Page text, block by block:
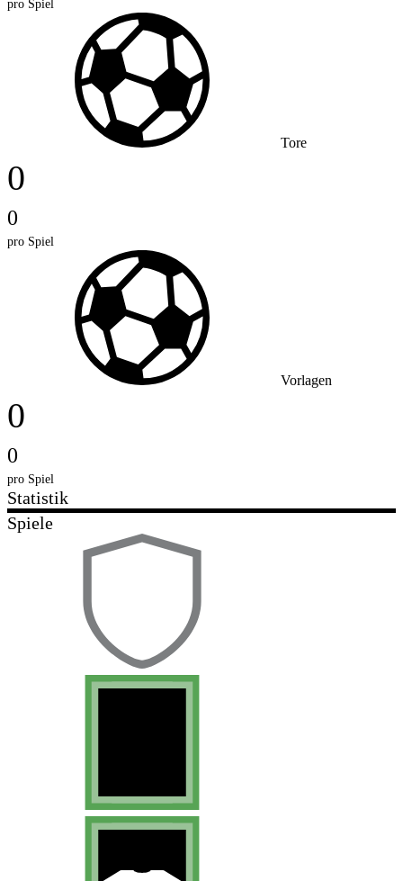
pro Spiel
Tore
0
0
pro Spiel
Vorlagen
0
0
pro Spiel
Statistik
Spiele